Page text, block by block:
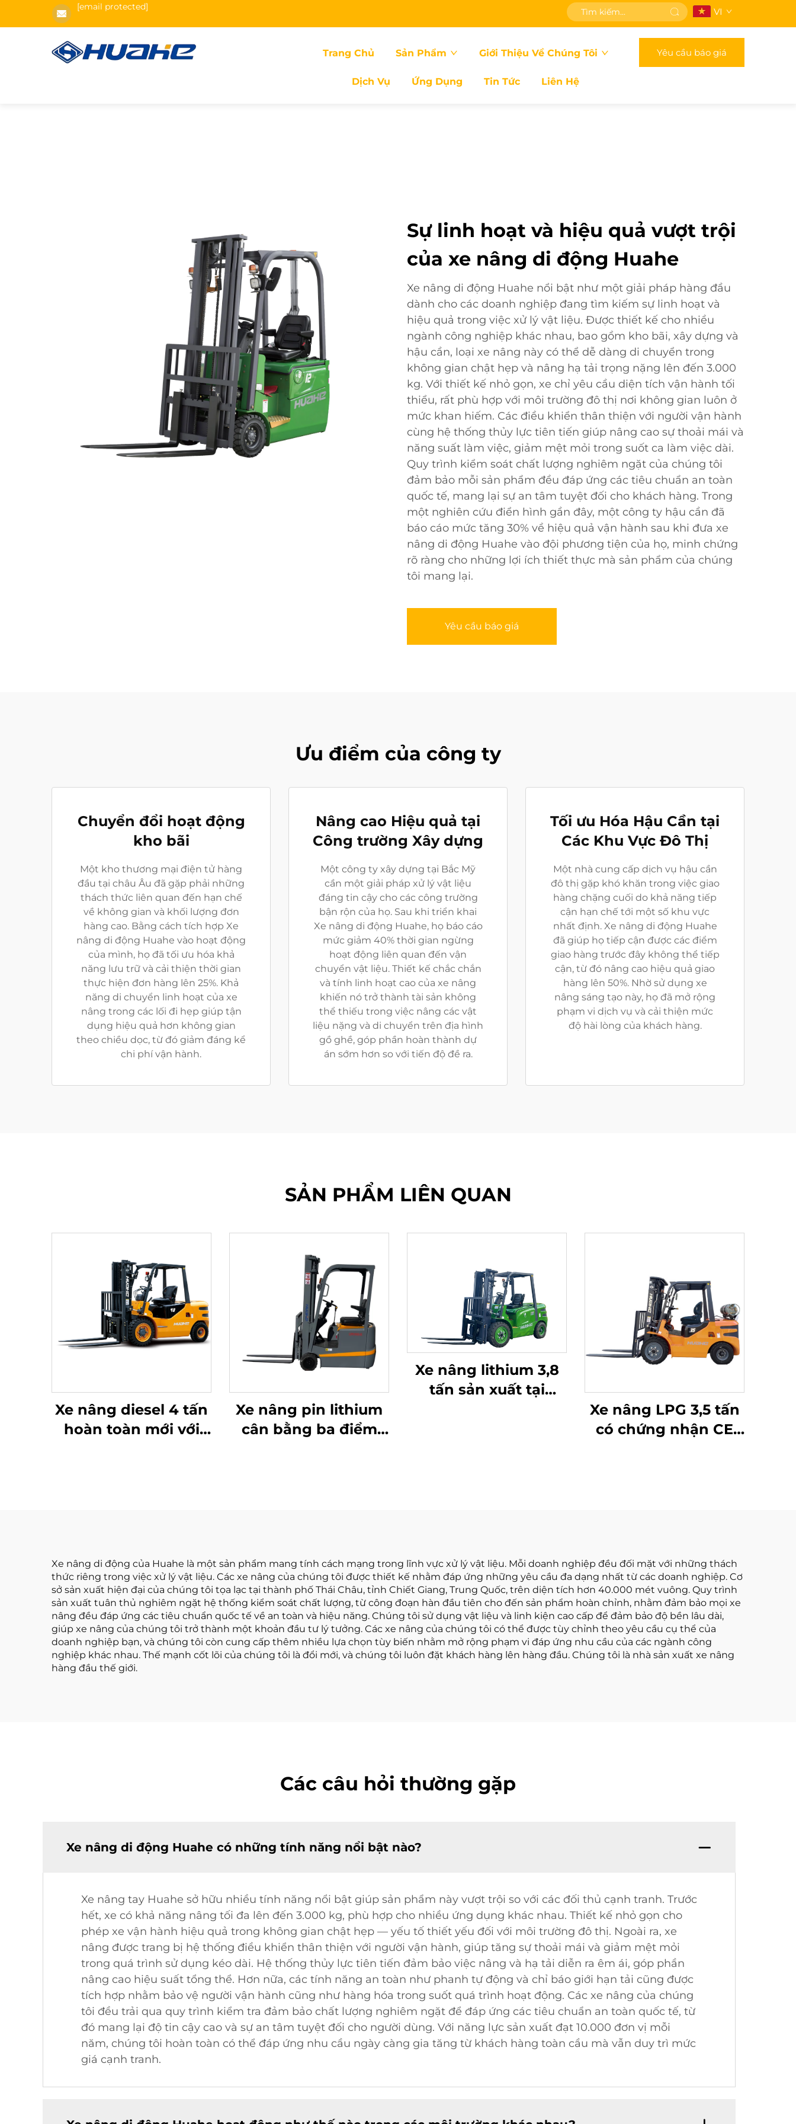
[email protected] VI
Trang Chủ Sản Phẩm Giới Thiệu Về Chúng Tôi
Dịch Vụ Ứng Dụng Tin Tức Liên Hệ
Yêu cầu báo giá
Sự linh hoạt và hiệu quả vượt trội
của xe nâng di động Huahe
Xe nâng di động Huahe nổi bật như một giải pháp hàng đầu
dành cho các doanh nghiệp đang tìm kiếm sự linh hoạt và
hiệu quả trong việc xử lý vật liệu. Được thiết kế cho nhiều
ngành công nghiệp khác nhau, bao gồm kho bãi, xây dựng và
hậu cần, loại xe nâng này có thể dễ dàng di chuyển trong
không gian chật hẹp và nâng hạ tải trọng nặng lên đến 3.000
kg. Với thiết kế nhỏ gọn, xe chỉ yêu cầu diện tích vận hành tối
thiểu, rất phù hợp với môi trường đô thị nơi không gian luôn ở
mức khan hiếm. Các điều khiển thân thiện với người vận hành
cùng hệ thống thủy lực tiên tiến giúp nâng cao sự thoải mái và
năng suất làm việc, giảm mệt mỏi trong suốt ca làm việc dài.
Quy trình kiểm soát chất lượng nghiêm ngặt của chúng tôi
đảm bảo mỗi sản phẩm đều đáp ứng các tiêu chuẩn an toàn
quốc tế, mang lại sự an tâm tuyệt đối cho khách hàng. Trong
một nghiên cứu điển hình gần đây, một công ty hậu cần đã
báo cáo mức tăng 30% về hiệu quả vận hành sau khi đưa xe
nâng di động Huahe vào đội phương tiện của họ, minh chứng
rõ ràng cho những lợi ích thiết thực mà sản phẩm của chúng
tôi mang lại.
Yêu cầu báo giá
Ưu điểm của công ty
Chuyển đổi hoạt động
kho bãi
Một kho thương mại điện tử hàng
đầu tại châu Âu đã gặp phải những
thách thức liên quan đến hạn chế
về không gian và khối lượng đơn
hàng cao. Bằng cách tích hợp Xe
nâng di động Huahe vào hoạt động
của mình, họ đã tối ưu hóa khả
năng lưu trữ và cải thiện thời gian
thực hiện đơn hàng lên 25%. Khả
năng di chuyển linh hoạt của xe
nâng trong các lối đi hẹp giúp tận
dụng hiệu quả hơn không gian
theo chiều dọc, từ đó giảm đáng kể
chi phí vận hành.
Nâng cao Hiệu quả tại
Công trường Xây dựng
Một công ty xây dựng tại Bắc Mỹ
cần một giải pháp xử lý vật liệu
đáng tin cậy cho các công trường
bận rộn của họ. Sau khi triển khai
Xe nâng di động Huahe, họ báo cáo
mức giảm 40% thời gian ngừng
hoạt động liên quan đến vận
chuyển vật liệu. Thiết kế chắc chắn
và tính linh hoạt cao của xe nâng
khiến nó trở thành tài sản không
thể thiếu trong việc nâng các vật
liệu nặng và di chuyển trên địa hình
gồ ghề, góp phần hoàn thành dự
án sớm hơn so với tiến độ đề ra.
Tối ưu Hóa Hậu Cần tại
Các Khu Vực Đô Thị
Một nhà cung cấp dịch vụ hậu cần
đô thị gặp khó khăn trong việc giao
hàng chặng cuối do khả năng tiếp
cận hạn chế tới một số khu vực
nhất định. Xe nâng di động Huahe
đã giúp họ tiếp cận được các điểm
giao hàng trước đây không thể tiếp
cận, từ đó nâng cao hiệu quả giao
hàng lên 50%. Nhờ sử dụng xe
nâng sáng tạo này, họ đã mở rộng
phạm vi dịch vụ và cải thiện mức
độ hài lòng của khách hàng.
SẢN PHẨM LIÊN QUAN
Xe nâng diesel 4 tấn
hoàn toàn mới với
Xe nâng pin lithium
cân bằng ba điểm
Xe nâng lithium 3,8
tấn sản xuất tại
Xe nâng LPG 3,5 tấn
có chứng nhận CE
Xe nâng di động của Huahe là một sản phẩm mang tính cách mạng trong lĩnh vực xử lý vật liệu. Mỗi doanh nghiệp đều đối mặt với những thách
thức riêng trong việc xử lý vật liệu. Các xe nâng của chúng tôi được thiết kế nhằm đáp ứng những yêu cầu đa dạng nhất từ các doanh nghiệp. Cơ
sở sản xuất hiện đại của chúng tôi tọa lạc tại thành phố Thái Châu, tỉnh Chiết Giang, Trung Quốc, trên diện tích hơn 40.000 mét vuông. Quy trình
sản xuất tuân thủ nghiêm ngặt hệ thống kiểm soát chất lượng, từ công đoạn hàn đầu tiên cho đến sản phẩm hoàn chỉnh, nhằm đảm bảo mọi xe
nâng đều đáp ứng các tiêu chuẩn quốc tế về an toàn và hiệu năng. Chúng tôi sử dụng vật liệu và linh kiện cao cấp để đảm bảo độ bền lâu dài,
giúp xe nâng của chúng tôi trở thành một khoản đầu tư lý tưởng. Các xe nâng của chúng tôi có thể được tùy chỉnh theo yêu cầu cụ thể của
doanh nghiệp bạn, và chúng tôi còn cung cấp thêm nhiều lựa chọn tùy biến nhằm mở rộng phạm vi đáp ứng nhu cầu của các ngành công
nghiệp khác nhau. Thế mạnh cốt lõi của chúng tôi là đổi mới, và chúng tôi luôn đặt khách hàng lên hàng đầu. Chúng tôi là nhà sản xuất xe nâng
hàng đầu thế giới.
Các câu hỏi thường gặp
Xe nâng di động Huahe có những tính năng nổi bật nào?
Xe nâng tay Huahe sở hữu nhiều tính năng nổi bật giúp sản phẩm này vượt trội so với các đối thủ cạnh tranh. Trước
hết, xe có khả năng nâng tối đa lên đến 3.000 kg, phù hợp cho nhiều ứng dụng khác nhau. Thiết kế nhỏ gọn cho
phép xe vận hành hiệu quả trong không gian chật hẹp — yếu tố thiết yếu đối với môi trường đô thị. Ngoài ra, xe
nâng được trang bị hệ thống điều khiển thân thiện với người vận hành, giúp tăng sự thoải mái và giảm mệt mỏi
trong quá trình sử dụng kéo dài. Hệ thống thủy lực tiên tiến đảm bảo việc nâng và hạ tải diễn ra êm ái, góp phần
nâng cao hiệu suất tổng thể. Hơn nữa, các tính năng an toàn như phanh tự động và chỉ báo giới hạn tải cũng được
tích hợp nhằm bảo vệ người vận hành cũng như hàng hóa trong suốt quá trình hoạt động. Các xe nâng của chúng
tôi đều trải qua quy trình kiểm tra đảm bảo chất lượng nghiêm ngặt để đáp ứng các tiêu chuẩn an toàn quốc tế, từ
đó mang lại độ tin cậy cao và sự an tâm tuyệt đối cho người dùng. Với năng lực sản xuất đạt 10.000 đơn vị mỗi
năm, chúng tôi hoàn toàn có thể đáp ứng nhu cầu ngày càng gia tăng từ khách hàng toàn cầu mà vẫn duy trì mức
giá cạnh tranh.